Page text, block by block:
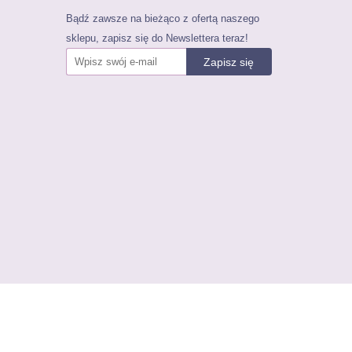
Bądź zawsze na bieżąco z ofertą naszego
sklepu, zapisz się do Newslettera teraz!